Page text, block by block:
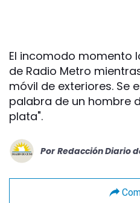
El incomodo momento
de Radio Metro
móvil de exteriores. Se
palabra de un hombre
plata".
Por Redacción Diario